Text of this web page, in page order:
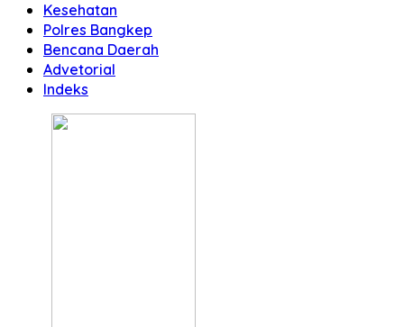
Kesehatan
Polres Bangkep
Bencana Daerah
Advetorial
Indeks